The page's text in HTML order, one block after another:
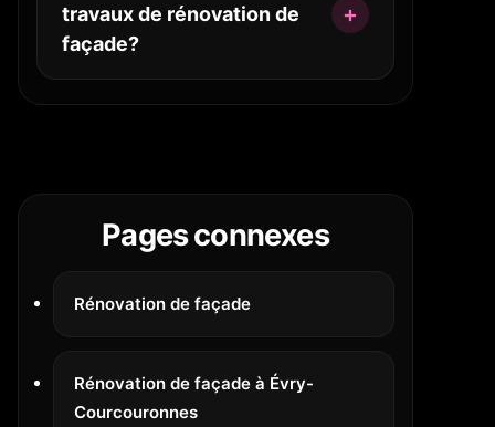
travaux de rénovation de
façade?
Pages connexes
Rénovation de façade
Rénovation de façade à Évry-
Courcouronnes